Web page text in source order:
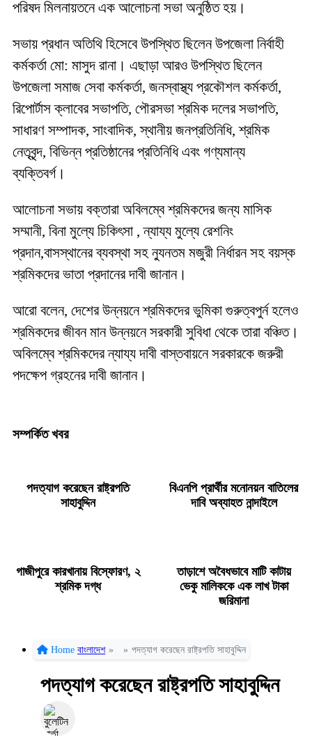
পরিষদ মিলনায়তনে এক আলোচনা সভা অনুষ্ঠিত হয়।
সভায় প্রধান অতিথি হিসেবে উপস্থিত ছিলেন উপজেলা নির্বাহী
কর্মকর্তা মো: মাসুদ রানা। এছাড়া আরও উপস্থিত ছিলেন
উপজেলা সমাজ সেবা কর্মকর্তা, জনস্বাস্থ্য প্রকৌশল কর্মকর্তা,
রিপোর্টাস ক্লাবের সভাপতি, পৌরসভা শ্রমিক দলের সভাপতি,
সাধারণ সম্পাদক, সাংবাদিক, স্থানীয় জনপ্রতিনিধি, শ্রমিক
নেতৃবৃন্দ, বিভিন্ন প্রতিষ্ঠানের প্রতিনিধি এবং গণ্যমান্য
ব্যক্তিবর্গ।
আলোচনা সভায় বক্তারা অবিলম্বে শ্রমিকদের জন্য মাসিক
সম্মানী, বিনা মুল্যে চিকিৎসা , ন্যায্য মুল্যে রেশনিং
প্রদান,বাসস্থানের ব্যবস্থা সহ ন্যুনতম মজুরী নির্ধারন সহ বয়স্ক
শ্রমিকদের ভাতা প্রদানের দাবী জানান।
আরো বলেন, দেশের উন্নয়নে শ্রমিকদের ভুমিকা গুরুত্বপুর্ন হলেও
শ্রমিকদের জীবন মান উন্নয়নে সরকারী সুবিধা থেকে তারা বঞ্চিত।
অবিলম্বে শ্রমিকদের ন্যায্য দাবী বাস্তবায়নে সরকারকে জরুরী
পদক্ষেপ গ্রহনের দাবী জানান।
সম্পর্কিত খবর
পদত্যাগ করেছেন রাষ্ট্রপতি
সাহাবুদ্দিন
বিএনপি প্রার্থীর মনোনয়ন বাতিলের
দাবি অব্যাহত নান্দাইলে
গাজীপুরে কারখানায় বিস্ফোরণ, ২
শ্রমিক দগ্ধ
তাড়াশে অবৈধভাবে মাটি কাটায়
ভেকু মালিককে এক লাখ টাকা
জরিমানা
Home বাংলাদেশ » » পদত্যাগ করেছেন রাষ্ট্রপতি সাহাবুদ্দিন
পদত্যাগ করেছেন রাষ্ট্রপতি সাহাবুদ্দিন